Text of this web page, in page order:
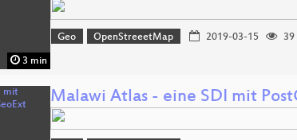
3 min
Geo OpenStreeetMap 2019-03-15 39
Malawi Atlas - eine SDI mit